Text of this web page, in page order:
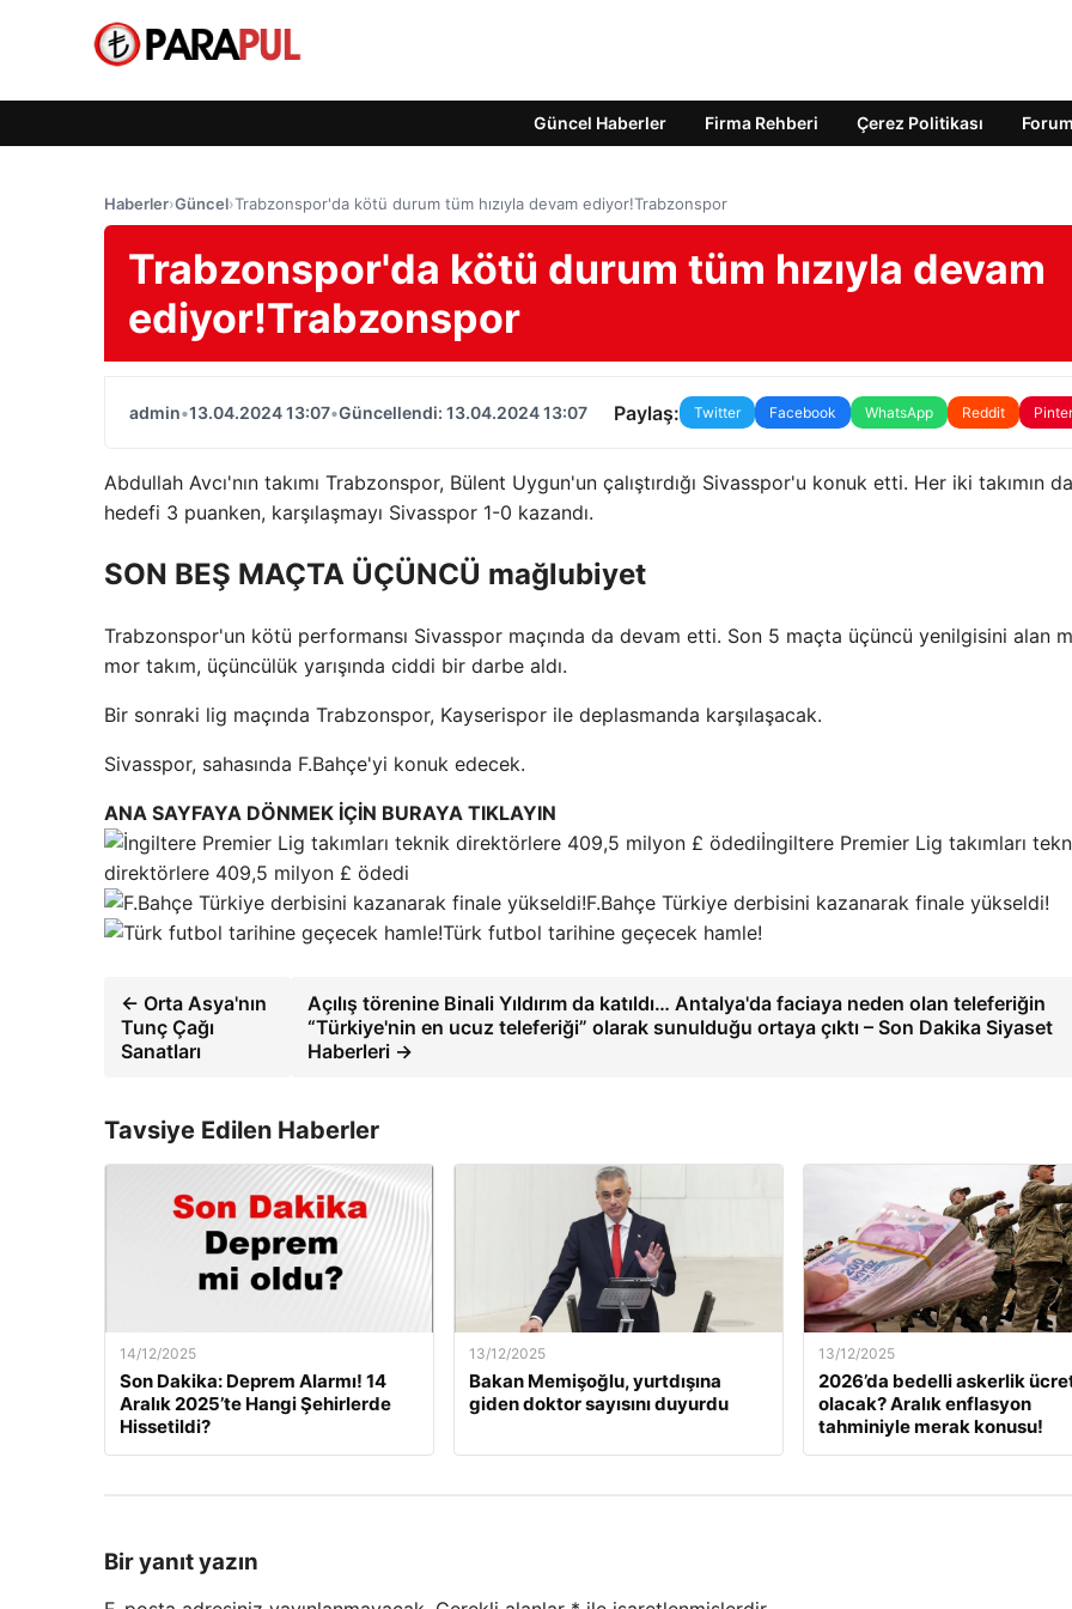
Güncel Haberler Firma Rehberi Çerez Politikası Forum
Haberler›Güncel›Trabzonspor'da kötü durum tüm hızıyla devam ediyor!Trabzonspor
Trabzonspor'da kötü durum tüm hızıyla devam
ediyor!Trabzonspor
admin•13.04.2024 13:07•Güncellendi: 13.04.2024 13:07 Paylaş: Twitter Facebook WhatsApp Reddit
Abdullah Avcı'nın takımı Trabzonspor, Bülent Uygun'un çalıştırdığı Sivasspor'u konuk etti. Her iki takımın da
hedefi 3 puanken, karşılaşmayı Sivasspor 1-0 kazandı.
SON BEŞ MAÇTA ÜÇÜNCÜ mağlubiyet
Trabzonspor'un kötü performansı Sivasspor maçında da devam etti. Son 5 maçta üçüncü yenilgisini alan
mor takım, üçüncülük yarışında ciddi bir darbe aldı.
Bir sonraki lig maçında Trabzonspor, Kayserispor ile deplasmanda karşılaşacak.
Sivasspor, sahasında F.Bahçe'yi konuk edecek.
ANA SAYFAYA DÖNMEK İÇİN BURAYA TIKLAYIN
İngiltere Premier Lig takımları
direktörlere 409,5 milyon £ ödedi
F.Bahçe Türkiye derbisini kazanarak finale yükseldi!
Türk futbol tarihine geçecek hamle!
← Orta Asya'nın
Tunç Çağı
Sanatları
Açılış törenine Binali Yıldırım da katıldı… Antalya'da faciaya neden olan teleferiğin
“Türkiye'nin en ucuz teleferiği” olarak sunulduğu ortaya çıktı – Son Dakika Siyaset
Haberleri →
Tavsiye Edilen Haberler
14/12/2025
Son Dakika: Deprem Alarmı! 14
Aralık 2025’te Hangi Şehirlerde
Hissetildi?
13/12/2025
Bakan Memişoğlu, yurtdışına
giden doktor sayısını duyurdu
13/12/2025
2026’da bedelli askerlik
olacak? Aralık enflasyon
tahminiyle merak konusu!
Bir yanıt yazın